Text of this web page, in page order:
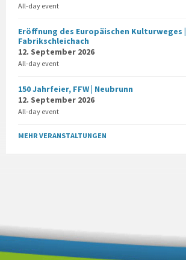
All-day event
Eröffnung des Europäischen Kulturweges |
Fabrikschleichach
12. September 2026
All-day event
150 Jahrfeier, FFW | Neubrunn
12. September 2026
All-day event
MEHR VERANSTALTUNGEN